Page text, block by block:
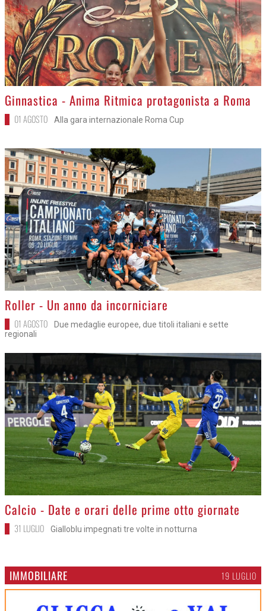
>
Ginnastica - Anima Ritmica protagonista a Roma
01 AGOSTO Alla gara internazionale Roma Cup
>
Roller - Un anno da incorniciare
01 AGOSTO
Due medaglie europee, due titoli italiani e sette
regionali
>
Calcio - Date e orari delle prime otto giornate
31 LUGLIO Gialloblu impegnati tre volte in notturna
IMMOBILIARE 19 LUGLIO